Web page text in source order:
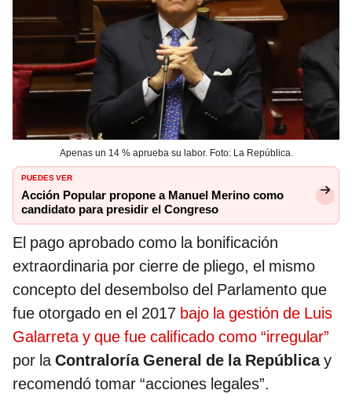
Apenas un 14 % aprueba su labor. Foto: La República.
PUEDES VER
Acción Popular propone a Manuel Merino como
candidato para presidir el Congreso
El pago aprobado como la bonificación
extraordinaria por cierre de pliego, el mismo
concepto del desembolso del Parlamento que
fue otorgado en el 2017 bajo la gestión de Luis
Galarreta y que fue calificado como “irregular”
por la Contraloría General de la Repúblicay
recomendó tomar “acciones legales”.